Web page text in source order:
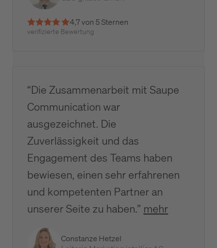
4,7 von 5 Sternen
verifizierte Bewertung
“Die Zusammenarbeit mit Saupe
Communication war
ausgezeichnet. Die
Zuverlässigkeit und das
Engagement des Teams haben
bewiesen, einen sehr erfahrenen
und kompetenten Partner an
unserer Seite zu haben.” mehr
Constanze Hetzel